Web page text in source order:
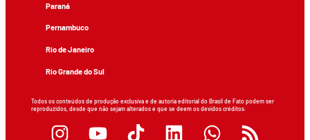
Paraná
Pernambuco
Rio de Janeiro
Rio Grande do Sul
Todos os conteúdos de produção exclusiva e de autoria editorial do Brasil de Fato podem ser
reproduzidos, desde que não sejam alterados e que se deem os devidos créditos.